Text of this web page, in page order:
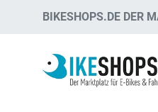
BIKESHOPS.DE DER